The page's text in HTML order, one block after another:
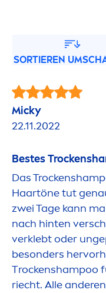
SORTIEREN
Micky
22.11.2022
Bestes Trock
Das Trock
Haartöne tut
zwei Tage kann
nach hinten
verklebt oder
besonders
Trockenshampoo
riecht. Alle